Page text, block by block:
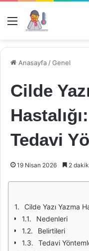
Menü
Anasayfa /Genel
Cilde
Tedavi
19 Nisan 2026 2
Cilde Yazı Yazma
Nedenleri
Belirtileri
Tedavi